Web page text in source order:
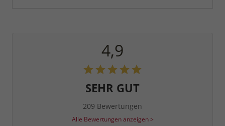
4,9
SEHR GUT
209 Bewertungen
Alle Bewertungen anzeigen >